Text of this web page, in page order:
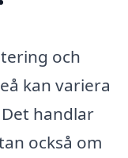
och
kan variera
handlar
också om